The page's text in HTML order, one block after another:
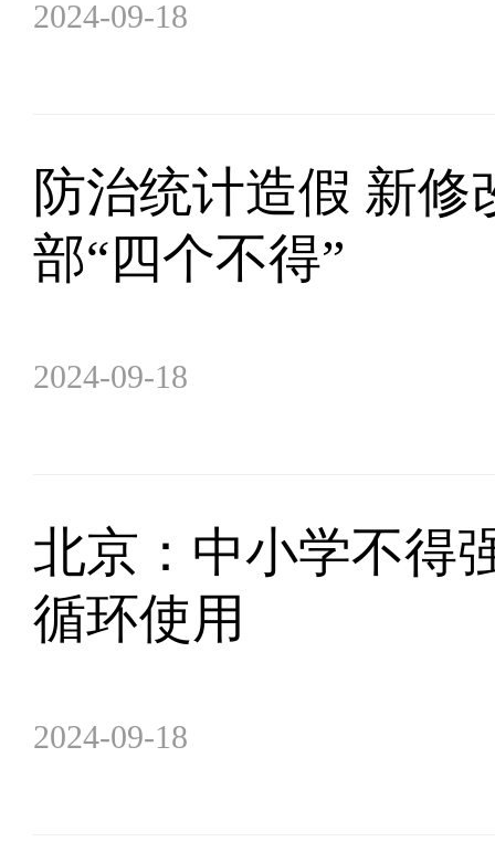
2024-09-18
防治统计造假 新
部“四个不得”
2024-09-18
北京：中小学不得
循环使用
2024-09-18